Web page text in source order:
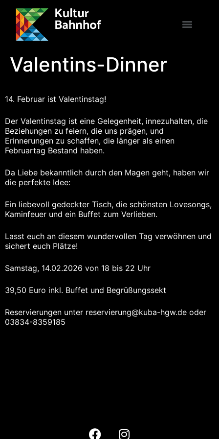
Valentins-Dinner
14. Februar ist Valentinstag!
Der Valentinstag ist eine Gelegenheit, innezuhalten, die
Beziehungen zu feiern, die uns prägen, und
Erinnerungen zu schaffen, die länger als einen
Februartag Bestand haben.
Da Liebe bekanntlich durch den Magen geht, haben wir
die perfekte Idee:
Ein liebevoll gedeckter Tisch, die schönsten Lovesongs,
Kaminfeuer und ein Buffet zum Verlieben.
Lasst euch an diesem wundervollen Tag verwöhnen und
sichert euch Plätze!
Samstag, 14.02.2026 von 18 bis 22 Uhr
39,50 Euro inkl. Buffet und Begrüßungssekt
Reservierungen unter reservierung@kuba-hgw.de oder
03834-8359185